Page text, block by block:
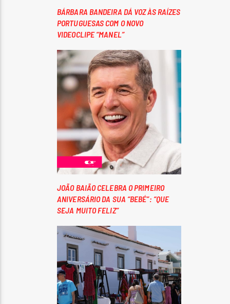
BÁRBARA BANDEIRA DÁ VOZ ÀS RAÍZES
PORTUGUESAS COM O NOVO
VIDEOCLIPE “MANEL”
JOÃO BAIÃO CELEBRA O PRIMEIRO
ANIVERSÁRIO DA SUA “BEBÉ”: “QUE
SEJA MUITO FELIZ”